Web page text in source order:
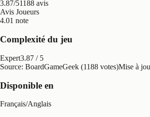
3.87/51188 avis
Avis Joueurs
4.01 note
Complexité du jeu
Expert3.87 / 5
Source: BoardGameGeek (1188 votes)Mise à
Disponible en
Français/Anglais